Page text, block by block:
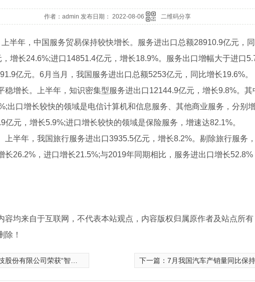
作者：admin 发布日期： 2022-08-06 二维码分享
半年，中国服务贸易保持较快增长。服务进出口总额28910.9亿元，
增长24.6%;进口14851.4亿元，增长18.9%。服务出口增幅大于进口
亿元。6月当月，我国服务进出口总额5253亿元，同比增长19.6%。
稳增长。上半年，知识密集型服务进出口12144.9亿元，增长9.8%。
出口增长较快的领域是电信计算机和信息服务、其他商业服务，分别
亿元，增长5.9%;进口增长较快的领域是保险服务，增速达82.1%。
上半年，我国旅行服务进出口3935.5亿元，增长8.2%。剔除旅行服务
长26.2%，进口增长21.5%;与2019年同期相比，服务进出口增长
容均来自于互联网，不代表本站观点，内容版权归属原作者及站点所
除！
获“智能量测开关十大品牌”荣誉称号 下一篇： 7月我国汽车产销量同比保